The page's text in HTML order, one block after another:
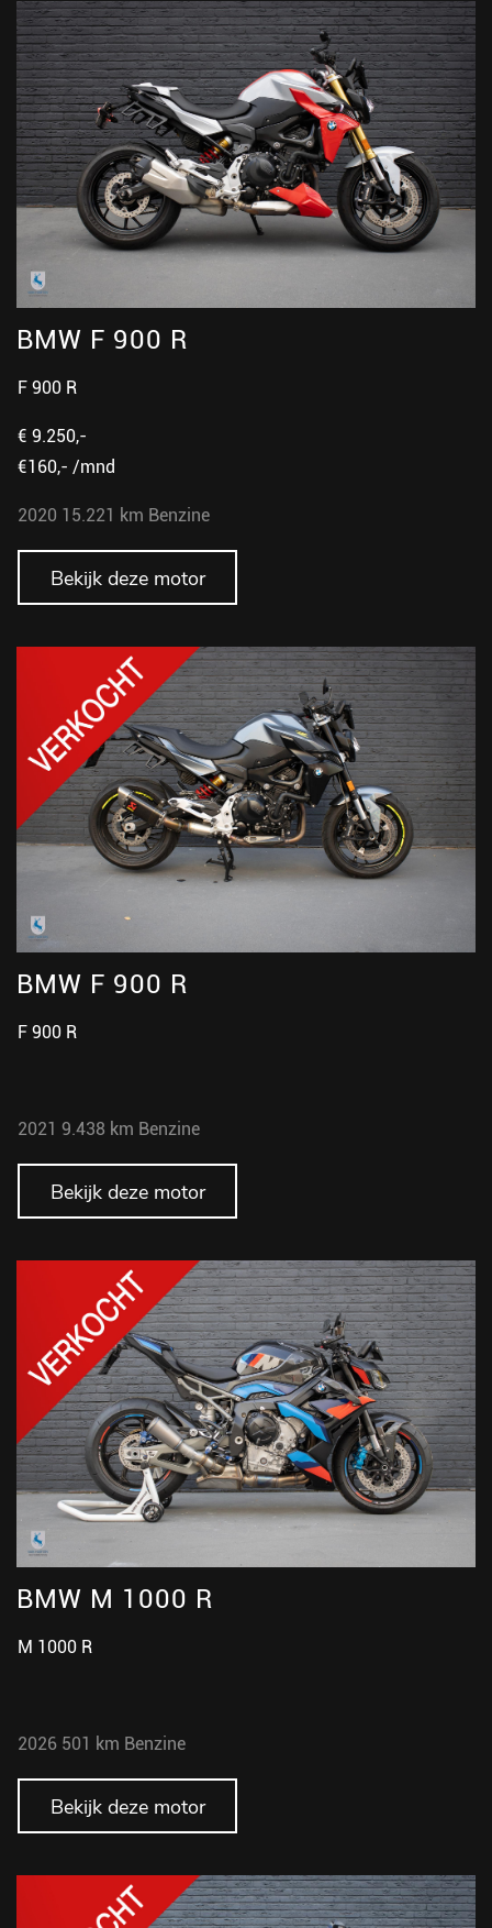
BMW F 900 R
F 900 R
€ 9.250,-
€160,- /mnd
2020 15.221 km Benzine
Bekijk deze motor
BMW F 900 R
F 900 R
2021 9.438 km Benzine
Bekijk deze motor
BMW M 1000 R
M 1000 R
2026 501 km Benzine
Bekijk deze motor